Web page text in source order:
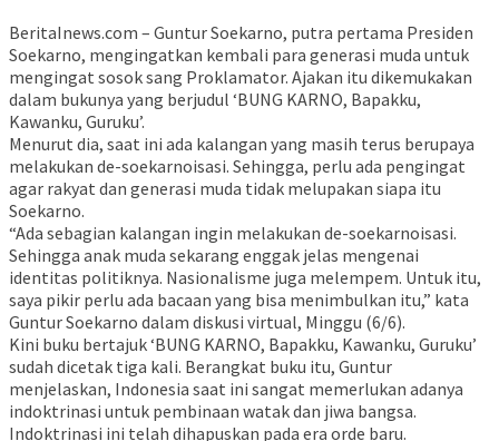
BeritaInews.com – Guntur Soekarno, putra pertama Presiden
Soekarno, mengingatkan kembali para generasi muda untuk
mengingat sosok sang Proklamator. Ajakan itu dikemukakan
dalam bukunya yang berjudul ‘BUNG KARNO, Bapakku,
Kawanku, Guruku’.
Menurut dia, saat ini ada kalangan yang masih terus berupaya
melakukan de-soekarnoisasi. Sehingga, perlu ada pengingat
agar rakyat dan generasi muda tidak melupakan siapa itu
Soekarno.
“Ada sebagian kalangan ingin melakukan de-soekarnoisasi.
Sehingga anak muda sekarang enggak jelas mengenai
identitas politiknya. Nasionalisme juga melempem. Untuk itu,
saya pikir perlu ada bacaan yang bisa menimbulkan itu,” kata
Guntur Soekarno dalam diskusi virtual, Minggu (6/6).
Kini buku bertajuk ‘BUNG KARNO, Bapakku, Kawanku, Guruku’
sudah dicetak tiga kali. Berangkat buku itu, Guntur
menjelaskan, Indonesia saat ini sangat memerlukan adanya
indoktrinasi untuk pembinaan watak dan jiwa bangsa.
Indoktrinasi ini telah dihapuskan pada era orde baru.